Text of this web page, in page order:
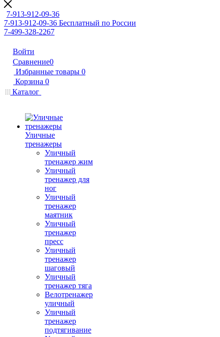
7-913-912-09-36
7-913-912-09-36 Бесплатный по России
7-499-328-2267
Войти
Сравнение0
Избранные товары 0
Корзина 0
Каталог
Уличные
тренажеры
Уличный
тренажер жим
Уличный
тренажер для
ног
Уличный
тренажер
маятник
Уличный
тренажер
пресс
Уличный
тренажер
шаговый
Уличный
тренажер тяга
Велотренажер
уличный
Уличный
тренажер
подтягивание